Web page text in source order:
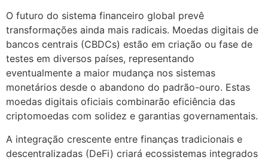
O futuro do sistema financeiro global prevê
transformações ainda mais radicais. Moedas digitais de
bancos centrais (CBDCs) estão em criação ou fase de
testes em diversos países, representando
eventualmente a maior mudança nos sistemas
monetários desde o abandono do padrão-ouro. Estas
moedas digitais oficiais combinarão eficiência das
criptomoedas com solidez e garantias governamentais.
A integração crescente entre finanças tradicionais e
descentralizadas (DeFi) criará ecossistemas integrados